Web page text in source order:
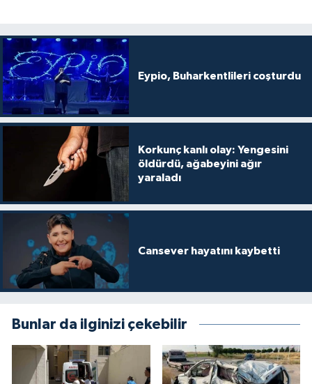
Eypio, Buharkentlileri coşturdu
Korkunç kanlı olay: Yengesini
öldürdü, ağabeyini ağır
yaraladı
Cansever hayatını kaybetti
Bunlar da ilginizi çekebilir